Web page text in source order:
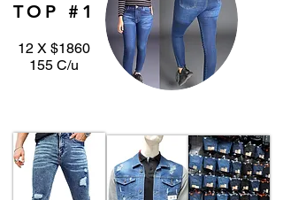
12 X $1860
155 C/u
TOP #1